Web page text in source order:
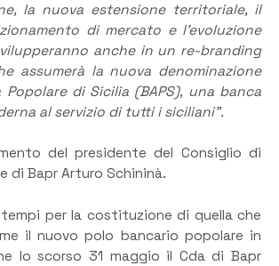
la nuova estensione territoriale, il
di mercato e l’evoluzione
anche in un re-branding
assumerà la nuova denominazione
Popolare di Sicilia (BAPS), una banca
al servizio di tutti i siciliani”.
del presidente del Consiglio di
di Bapr Arturo Schininà.
per la costituzione di quella che
il nuovo polo bancario popolare in
lo scorso 31 maggio il Cda di Bapr